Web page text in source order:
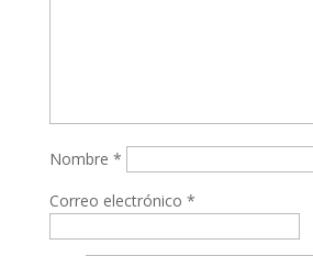
Nombre *
Correo electrónico *